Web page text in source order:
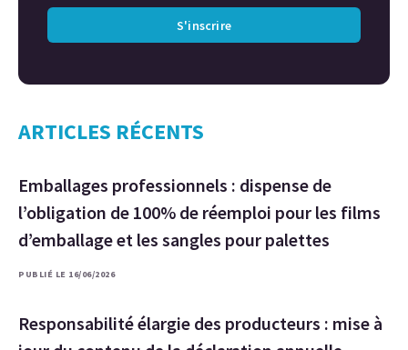
S'inscrire
ARTICLES RÉCENTS
Emballages professionnels : dispense de
l’obligation de 100% de réemploi pour les films
d’emballage et les sangles pour palettes
PUBLIÉ LE 16/06/2026
Responsabilité élargie des producteurs : mise à